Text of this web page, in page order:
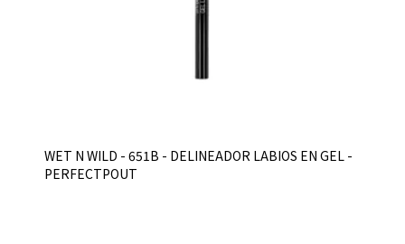
WET N WILD - 651B - DELINEADOR LABIOS EN GEL -
PERFECTPOUT